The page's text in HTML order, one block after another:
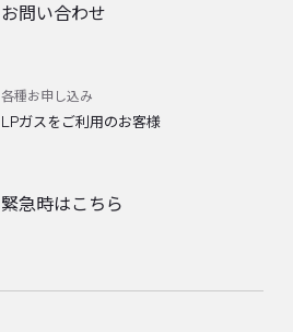
お問い合わせ
各種お申し込み
LPガスをご利用のお客様
緊急時はこちら